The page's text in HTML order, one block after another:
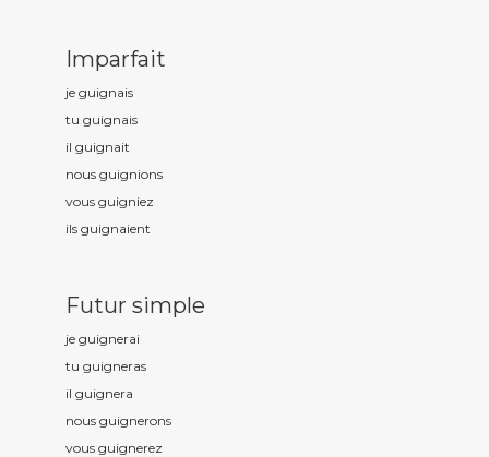
Imparfait
je guignais
tu guignais
il guignait
nous guignions
vous guigniez
ils guignaient
Futur simple
je guignerai
tu guigneras
il guignera
nous guignerons
vous guignerez